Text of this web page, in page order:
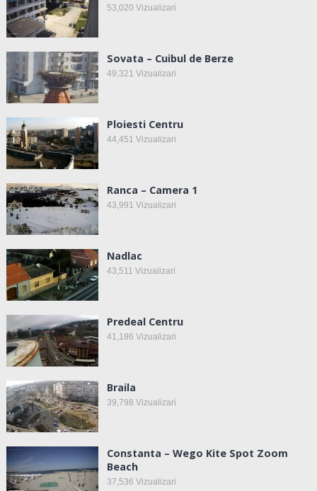
53,020 Vizualizari
Sovata – Cuibul de Berze
49,321 Vizualizari
Ploiesti Centru
44,451 Vizualizari
Ranca – Camera 1
43,991 Vizualizari
Nadlac
43,511 Vizualizari
Predeal Centru
41,186 Vizualizari
Braila
39,798 Vizualizari
Constanta – Wego Kite Spot Zoom
Beach
37,536 Vizualizari